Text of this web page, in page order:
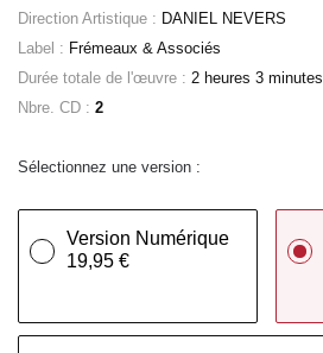
Direction Artistique : DANIEL NEVERS
Label : Frémeaux & Associés
Durée totale de l'œuvre : 2 heures 3 minutes
Nbre. CD : 2
Sélectionnez une version :
Version Numérique
19,95 €